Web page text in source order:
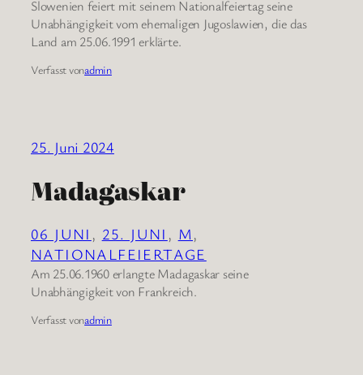
Slowenien feiert mit seinem Nationalfeiertag seine
Unabhängigkeit vom ehemaligen Jugoslawien, die das
Land am 25.06.1991 erklärte.
Verfasst vonadmin
25. Juni 2024
Madagaskar
06 JUNI , 25. JUNI , M
NATIONALFEIERTAGE
Am 25.06.1960 erlangte Madagaskar seine
Unabhängigkeit von Frankreich.
Verfasst vonadmin